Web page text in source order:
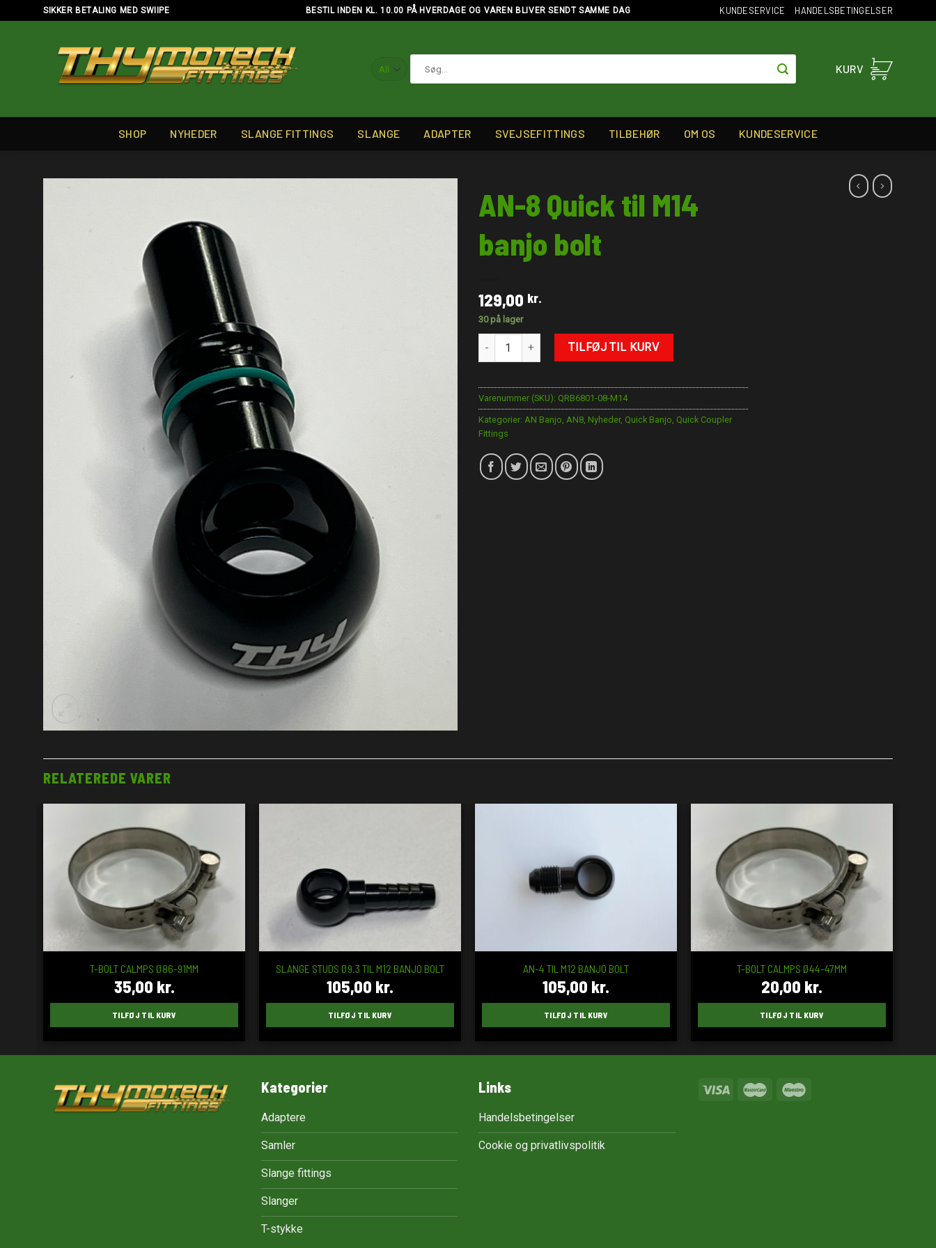
to
SIKKER BETALING MED SWIIPE BESTIL INDEN KL. 10.00 PÅ HVERDAGE OG VAREN BLIVER SENDT SAMME DAG KUNDESERVICE HANDELSBETINGELSER
efter:
KURV
SHOP NYHEDER SLANGE FITTINGS SLANGE ADAPTER SVEJSEFITTINGS TILBEHØR OM OS KUNDESERVICE
AN-8 Quick til M14
banjo bolt
129,00 kr.
30 på lager
AN-8 Quick til M14 banjo bolt antal
TILFØJ TIL KURV
Varenummer (SKU): QRB6801-08-M14
Kategorier: AN Banjo, AN8, Nyheder, Quick Banjo, Quick Coupler
Fittings
RELATEREDE VARER
T-BOLT CALMPS Ø86-91MM
35,00 kr.
TILFØJ TIL KURV
SLANGE STUDS Ø9.3 TIL M12 BANJO BOLT
105,00 kr.
TILFØJ TIL KURV
AN-4 TIL M12 BANJO BOLT
105,00 kr.
TILFØJ TIL KURV
T-BOLT CALMPS Ø44-47MM
20,00 kr.
TILFØJ TIL KURV
Kategorier
Adaptere
Samler
Slange fittings
Slanger
T-stykke
Links
Handelsbetingelser
Cookie og privatlivspolitik